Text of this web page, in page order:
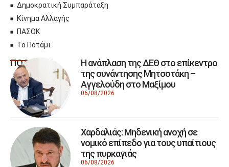
Δημοκρατική Συμπαράταξη
Κίνημα Αλλαγής
ΠΑΣΟΚ
Το Ποτάμι
ΠΟΛΙΤΙΚΗ
Η ανάπλαση της ΔΕΘ στο επίκεντρο
της συνάντησης Μητσοτάκη –
Αγγελούδη στο Μαξίμου
06/08/2026
Χαρδαλιάς: Μηδενική ανοχή σε
νομικό επίπεδο για τους υπαίτιους
της πυρκαγιάς
06/08/2026